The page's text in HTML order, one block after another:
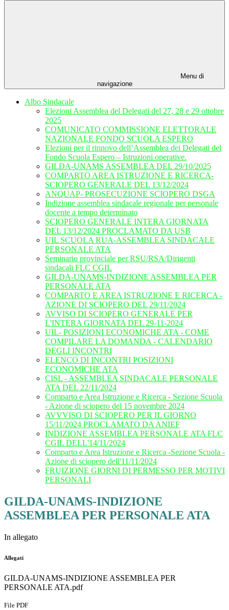
Menu di
navigazione
Albo Sindacale
Elezioni Assemblea del Delegati del 27, 28 e 29 ottobre
2025
COMUNICATO COMMISSIONE ELETTORALE
NAZIONALE FONDO SCUOLA ESPERO
Elezioni per il rinnovo dell’Assemblea dei Delegati del
Fondo Scuola Espero – Istruzioni operative.
GILDA-UNAMS ASSEMBLEA DEL 29/10/2025
COMPARTO AREA ISTRUZIONE E RICERCA-
SCIOPERO GENERALE DEL 13/12/2024
ANQUAP- PROSECUZIONE SCIOPERO DSGA
Indizione assemblea sindacale regionale per personale
docente a tempo determinato
SCIOPERO GENERALE INTERA GIORNATA
DEL 13/12/2024 PROCLAMATO DA USB
UIL SCUOLA RUA-ASSEMBLEA SINDACALE
PERSONALE ATA
Seminario provinciale per RSU/RSA/Dirigenti
sindacali FLC CGIL
GILDA-UNAMS-INDIZIONE ASSEMBLEA PER
PERSONALE ATA
COMPARTO E AREA ISTRUZIONE E RICERCA -
AZIONE DI SCIOPERO DEL 29/11/2024
AVVISO DI SCIOPERO GENERALE PER
L'INTERA GIORNATA DEL 29-11-2024
UIL- POSIZIONI ECONOMICHE ATA - COME
COMPILARE LA DOMANDA - CALENDARIO
DEGLI INCONTRI
ELENCO DI INCONTRI POSIZIONI
ECONOMICHE ATA
CISL - ASSEMBLEA SINDACALE PERSONALE
ATA DEL 22/11/2024
Comparto e Area Istruzione e Ricerca - Sezione Scuola
- Azione di sciopero del 15 novembre 2024
AVVVISO DI SCIOPERO PER IL GIORNO
15/11/2024 PROCLAMATO DA ANIEF
INDIZIONE ASSEMBLEA PERSONALE ATA FLC
CGIL DELL'14/11/2024
Comparto e Area Istruzione e Ricerca -Sezione Scuola -
Azione di sciopero dell'11/11/2024
FRUIZIONE GIORNI DI PERMESSO PER MOTIVI
PERSONALI
GILDA-UNAMS-INDIZIONE
ASSEMBLEA PER PERSONALE ATA
In allegato
Allegati
GILDA-UNAMS-INDIZIONE ASSEMBLEA PER
PERSONALE ATA.pdf
File PDF